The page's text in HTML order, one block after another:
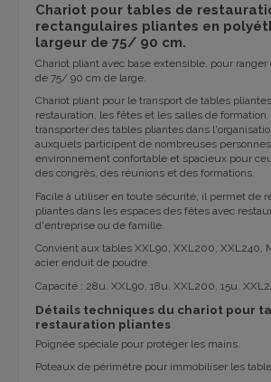
Chariot pour tables de
rectangulaires pliantes en
largeur de 75/ 90 cm.
Chariot pliant avec base extensible, pour
de 75/ 90 cm de large.
Chariot pliant pour le transport de tables
restauration, les fêtes et les salles de
transporter des tables pliantes dans
auxquels participent de nombreuses
environnement confortable et spacieux pour
des congrès, des réunions et des formations.
Facile à utiliser en toute sécurité, il permet de
pliantes dans les espaces des fêtes avec
d'entreprise ou de famille.
Convient aux tables XXL90, XXL200, XXL240,
acier enduit de poudre.
Capacité : 28u. XXL90, 18u. XXL200, 15u.
Détails techniques du chariot pour
restauration pliantes
Poignée spéciale pour protéger les mains.
Poteaux de périmètre pour immobiliser les